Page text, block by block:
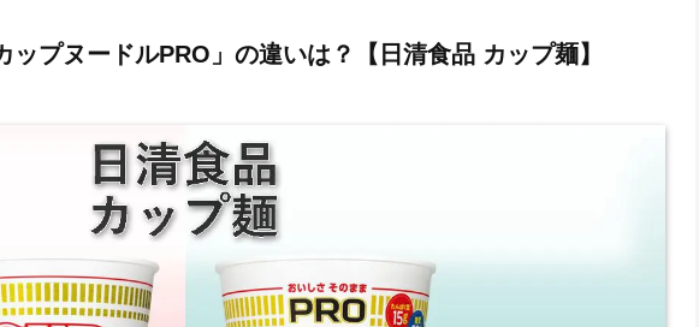
ップヌードルPRO」の違いは？【日清食品 カップ麺】